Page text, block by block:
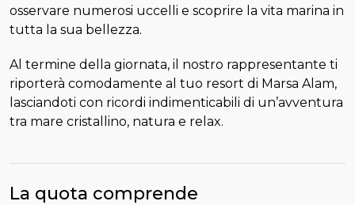
osservare numerosi uccelli e scoprire la vita marina in
tutta la sua bellezza.
Al termine della giornata, il nostro rappresentante ti
riporterà comodamente al tuo resort di Marsa Alam,
lasciandoti con ricordi indimenticabili di un’avventura
tra mare cristallino, natura e relax.
La quota comprende